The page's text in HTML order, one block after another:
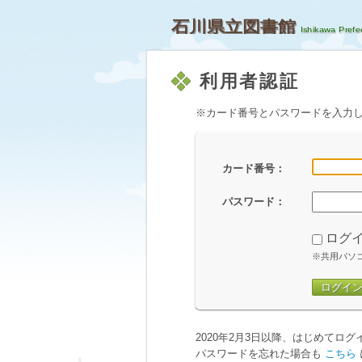
石川県立図書館
利用者認証
※カード番号とパスワードを入力
カード番号：
パスワード：
ログ
※共用パソ
ログイン
2020年2月3日以降、はじめてログ
パスワードを忘れた場合も こちら